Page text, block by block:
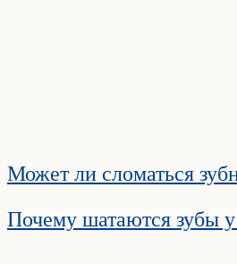
Может ли сломаться
Почему шатаются зубы